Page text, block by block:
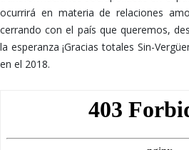
ocurrirá en materia de relaciones
cerrando con el país que queremos,
la esperanza ¡Gracias totales Sin-
en el 2018.